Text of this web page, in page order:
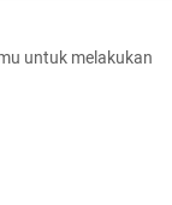
untuk melakukan